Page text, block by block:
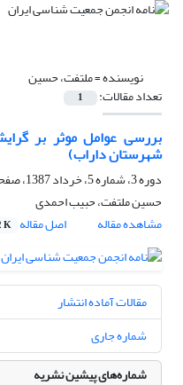
نویسنده =ملتفت، حسین
تعداد مقالات: 1
بررسی عوامل موثر بر
شهرستان داراب)
دوره 3، شماره 5، خرداد 1387، صفحه
حسین ملتفت، حبیب احمدی
مشاهده مقاله
اصل مقاله K
مقالات آماده انتشار
شماره جاری
شماره‌های پیشین نشریه